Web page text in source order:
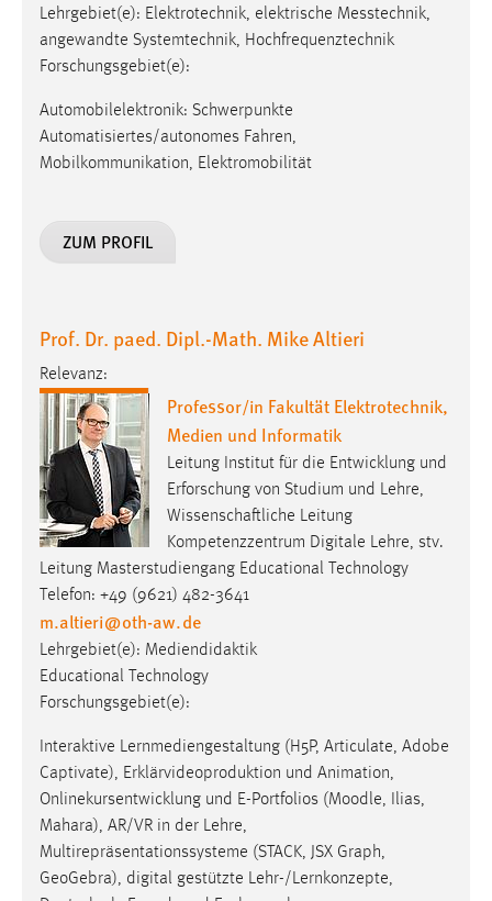
Lehrgebiet(e): Elektro­tech­nik, elek­trische Mess­technik,
angewandte Systemtechnik, Hochfrequenztechnik
Forschungsgebiet(e):
Automobilelektronik: Schwerpunkte
Automatisiertes/autonomes Fahren,
Mobilkommunikation, Elektromobilität
ZUM PROFIL
Prof. Dr. paed. Dipl.-Math. Mike Altieri
Relevanz:
Professor/in Fakultät Elektrotechnik,
Medien und Informatik
Leitung Institut für die Entwicklung und
Erforschung von Studium und Lehre,
Wissenschaftliche Leitung
Kompetenzzentrum Digitale Lehre, stv.
Leitung Masterstudiengang Educational Technology
Telefon: +49 (9621) 482-3641
m.altieri@oth-aw.de
Lehrgebiet(e): Mediendidaktik
Educational Technology
Forschungsgebiet(e):
Interaktive Lernmediengestaltung (H5P, Articulate, Adobe
Captivate), Erklärvideoproduktion und Animation,
Onlinekursentwicklung und E-Portfolios (Moodle, Ilias,
Mahara), AR/VR in der Lehre,
Multirepräsentationssysteme (STACK, JSX Graph,
GeoGebra), digital gestützte Lehr-/Lernkonzepte,